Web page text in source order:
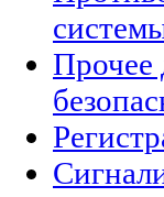
Прочее